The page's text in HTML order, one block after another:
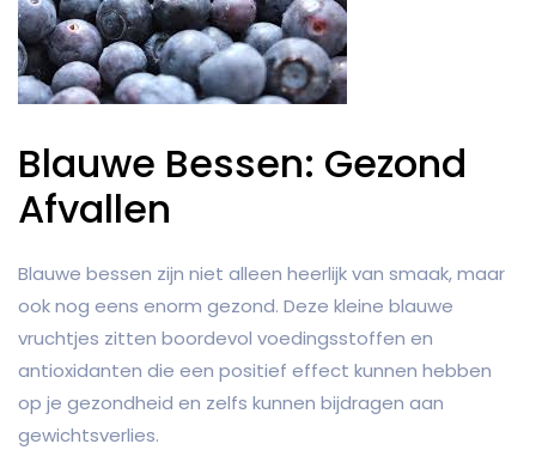
Blauwe Bessen: Gezond
Afvallen
Blauwe bessen zijn niet alleen heerlijk van smaak, maar
ook nog eens enorm gezond. Deze kleine blauwe
vruchtjes zitten boordevol voedingsstoffen en
antioxidanten die een positief effect kunnen hebben
op je gezondheid en zelfs kunnen bijdragen aan
gewichtsverlies.